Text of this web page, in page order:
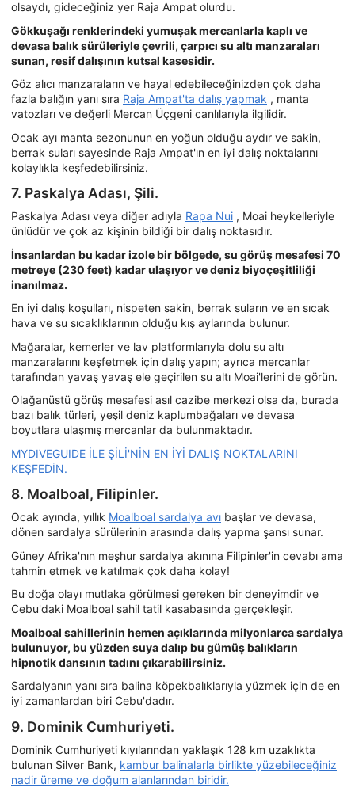
olsaydı, gideceğiniz yer Raja Ampat olurdu.
Gökkuşağı renklerindeki yumuşak mercanlarla kaplı ve
devasa balık sürüleriyle çevrili, çarpıcı su altı manzaraları
sunan, resif dalışının kutsal kasesidir.
Göz alıcı manzaraların ve hayal edebileceğinizden çok daha
fazla balığın yanı sıra Raja Ampat'ta dalış yapmak , manta
vatozları ve değerli Mercan Üçgeni canlılarıyla ilgilidir.
Ocak ayı manta sezonunun en yoğun olduğu aydır ve sakin,
berrak suları sayesinde Raja Ampat'ın en iyi dalış noktalarını
kolaylıkla keşfedebilirsiniz.
7. Paskalya Adası, Şili.
Paskalya Adası veya diğer adıyla Rapa Nui , Moai heykelleriyle
ünlüdür ve çok az kişinin bildiği bir dalış noktasıdır.
İnsanlardan bu kadar izole bir bölgede, su görüş mesafesi 70
metreye (230 feet) kadar ulaşıyor ve deniz biyoçeşitliliği
inanılmaz.
En iyi dalış koşulları, nispeten sakin, berrak suların ve en sıcak
hava ve su sıcaklıklarının olduğu kış aylarında bulunur.
Mağaralar, kemerler ve lav platformlarıyla dolu su altı
manzaralarını keşfetmek için dalış yapın; ayrıca mercanlar
tarafından yavaş yavaş ele geçirilen su altı Moai'lerini de görün.
Olağanüstü görüş mesafesi asıl cazibe merkezi olsa da, burada
bazı balık türleri, yeşil deniz kaplumbağaları ve devasa
boyutlara ulaşmış mercanlar da bulunmaktadır.
MYDIVEGUIDE İLE ŞİLİ'NİN EN İYİ DALIŞ NOKTALARINI
KEŞFEDİN.
8. Moalboal, Filipinler.
Ocak ayında, yıllık Moalboal sardalya avı başlar ve devasa,
dönen sardalya sürülerinin arasında dalış yapma şansı sunar.
Güney Afrika'nın meşhur sardalya akınına Filipinler'in cevabı ama
tahmin etmek ve katılmak çok daha kolay!
Bu doğa olayı mutlaka görülmesi gereken bir deneyimdir ve
Cebu'daki Moalboal sahil tatil kasabasında gerçekleşir.
Moalboal sahillerinin hemen açıklarında milyonlarca sardalya
bulunuyor, bu yüzden suya dalıp bu gümüş balıkların
hipnotik dansının tadını çıkarabilirsiniz.
Sardalyanın yanı sıra balina köpekbalıklarıyla yüzmek için de en
iyi zamanlardan biri Cebu'dadır.
9. Dominik Cumhuriyeti.
Dominik Cumhuriyeti kıyılarından yaklaşık 128 km uzaklıkta
bulunan Silver Bank, kambur balinalarla birlikte yüzebileceğiniz
nadir üreme ve doğum alanlarından biridir.